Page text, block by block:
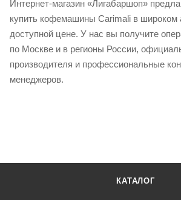
Интернет-магазин «Лигабаршоп»
купить кофемашины Carimali в широком
доступной цене. У нас вы получите
по Москве и в регионы России,
производителя и профессиональные
менеджеров.
КАТАЛОГ